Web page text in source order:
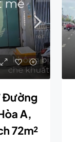
Đường
A,
72m²